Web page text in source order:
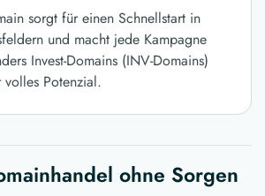
sorgt für einen Schnellstart in
und macht jede Kampagne
Invest-Domains (INV-Domains)
Potenzial.
ohne Sorgen